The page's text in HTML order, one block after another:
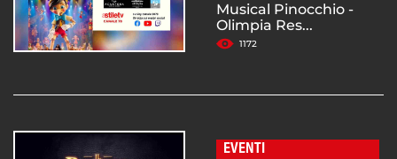
Musical Pinocchio -
Olimpia Res...
1172
EVENTI